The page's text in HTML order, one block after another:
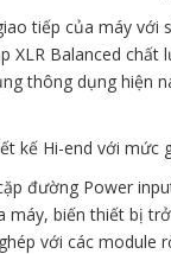
tiếp của máy với
XLR Balanced
thông dụng hiện
đường Power
biến thiết bị
với các module